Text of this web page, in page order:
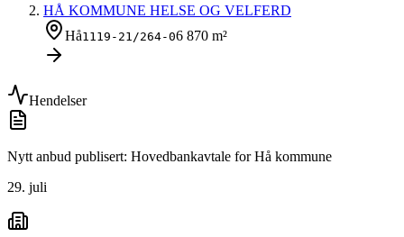
HÅ KOMMUNE HELSE OG VELFERD
Hå1119-21/264-06 870 m²
Hendelser
Nytt anbud publisert: Hovedbankavtale for Hå kommune
29. juli